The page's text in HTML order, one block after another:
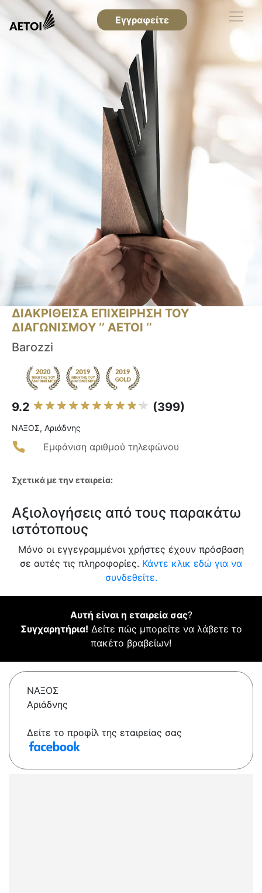
Εγγραφείτε
ΔΙΑΚΡΙΘΕΙΣΑ ΕΠΙΧΕΙΡΗΣΗ ΤΟΥ
ΔΙΑΓΩΝΙΣΜΟΥ ‘’ ΑΕΤΟΙ ‘’
Barozzi
9.2 (399)
ΝΑΞΟΣ, Αριάδνης
Εμφάνιση αριθμού τηλεφώνου
Σχετικά με την εταιρεία:
Αξιολογήσεις από τους παρακάτω
ιστότοπους
Μόνο οι εγγεγραμμένοι χρήστες έχουν πρόσβαση
σε αυτές τις πληροφορίες. Κάντε κλικ εδώ για να
συνδεθείτε.
Αυτή είναι η εταιρεία σας?
Συγχαρητήρια! Δείτε πώς μπορείτε να λάβετε το
πακέτο βραβείων!
ΝΑΞΟΣ
Αριάδνης
Δείτε το προφίλ της εταιρείας σας